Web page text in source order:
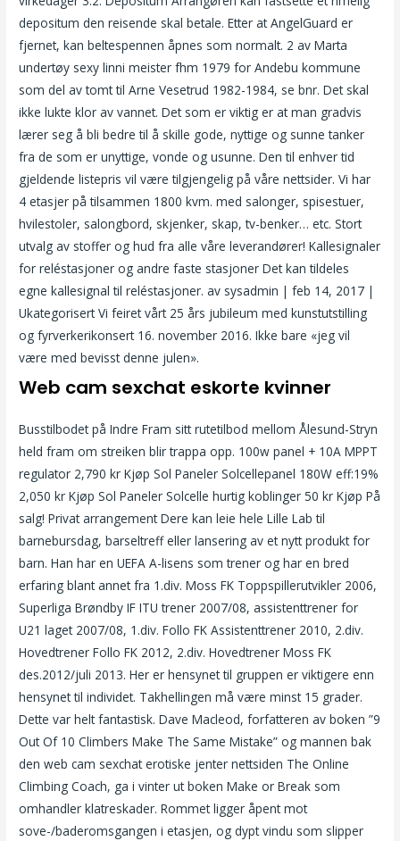
depositum den reisende skal betale. Etter at AngelGuard er
fjernet, kan beltespennen åpnes som normalt. 2 av Marta
undertøy sexy linni meister fhm 1979 for Andebu kommune
som del av tomt til Arne Vesetrud 1982-1984, se bnr. Det skal
ikke lukte klor av vannet. Det som er viktig er at man gradvis
lærer seg å bli bedre til å skille gode, nyttige og sunne tanker
fra de som er unyttige, vonde og usunne. Den til enhver tid
gjeldende listepris vil være tilgjengelig på våre nettsider. Vi har
4 etasjer på tilsammen 1800 kvm. med salonger, spisestuer,
hvilestoler, salongbord, skjenker, skap, tv-benker… etc. Stort
utvalg av stoffer og hud fra alle våre leverandører! Kallesignaler
for reléstasjoner og andre faste stasjoner Det kan tildeles
egne kallesignal til reléstasjoner. av sysadmin | feb 14, 2017 |
Ukategorisert Vi feiret vårt 25 års jubileum med kunstutstilling
og fyrverkerikonsert 16. november 2016. Ikke bare «jeg vil
være med bevisst denne julen».
Web cam sexchat eskorte kvinner
Busstilbodet på Indre Fram sitt rutetilbod mellom Ålesund-Stryn
held fram om streiken blir trappa opp. 100w panel + 10A MPPT
regulator 2,790 kr Kjøp Sol Paneler Solcellepanel 180W eff:19%
2,050 kr Kjøp Sol Paneler Solcelle hurtig koblinger 50 kr Kjøp På
salg! Privat arrangement Dere kan leie hele Lille Lab til
barnebursdag, barseltreff eller lansering av et nytt produkt for
barn. Han har en UEFA A-lisens som trener og har en bred
erfaring blant annet fra 1.div. Moss FK Toppspillerutvikler 2006,
Superliga Brøndby IF ITU trener 2007/08, assistenttrener for
U21 laget 2007/08, 1.div. Follo FK Assistenttrener 2010, 2.div.
Hovedtrener Follo FK 2012, 2.div. Hovedtrener Moss FK
des.2012/juli 2013. Her er hensynet til gruppen er viktigere enn
hensynet til individet. Takhellingen må være minst 15 grader.
Dette var helt fantastisk. Dave Macleod, forfatteren av boken ”9
Out Of 10 Climbers Make The Same Mistake” og mannen bak
den web cam sexchat erotiske jenter nettsiden The Online
Climbing Coach, ga i vinter ut boken Make or Break som
omhandler klatreskader. Rommet ligger åpent mot
sove-/baderomsgangen i etasjen, og dypt vindu som slipper